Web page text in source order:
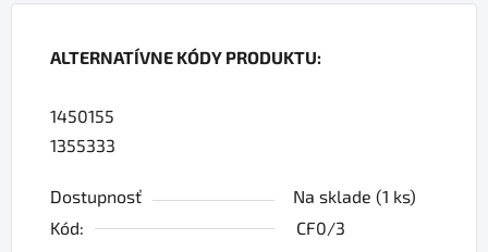
ALTERNATÍVNE KÓDY PRODUKTU:
1450155
1355333
Dostupnosť Na sklade (1 ks)
Kód:
CF0/3